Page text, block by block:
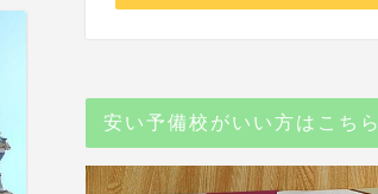
安い予備校がいい方はこちら